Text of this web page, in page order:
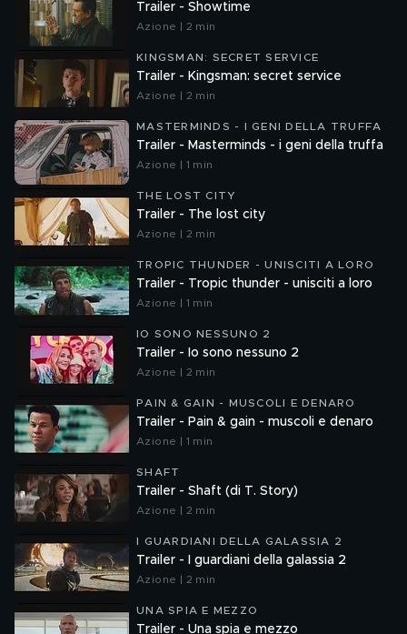
Trailer - Showtime
Azione | 2 min
KINGSMAN: SECRET SERVICE
Trailer - Kingsman: secret service
Azione | 2 min
MASTERMINDS - I GENI DELLA TRUFFA
Trailer - Masterminds - i geni della truffa
Azione | 1 min
THE LOST CITY
Trailer - The lost city
Azione | 2 min
TROPIC THUNDER - UNISCITI A LORO
Trailer - Tropic thunder - unisciti a loro
Azione | 1 min
IO SONO NESSUNO 2
Trailer - Io sono nessuno 2
Azione | 2 min
PAIN & GAIN - MUSCOLI E DENARO
Trailer - Pain & gain - muscoli e denaro
Azione | 1 min
SHAFT
Trailer - Shaft (di T. Story)
Azione | 2 min
I GUARDIANI DELLA GALASSIA 2
Trailer - I guardiani della galassia 2
Azione | 2 min
UNA SPIA E MEZZO
Trailer - Una spia e mezzo